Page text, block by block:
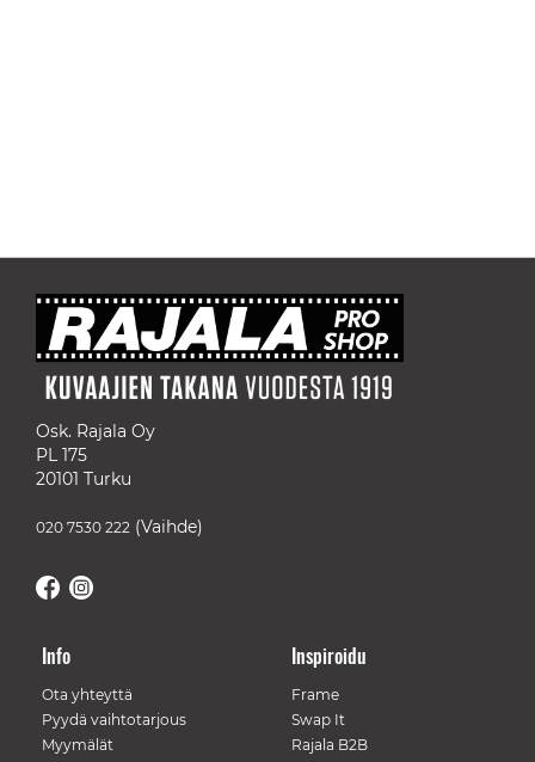
Osk. Rajala Oy
PL 175
20101 Turku
020 7530 222 (Vaihde)
Info
Ota yhteyttä
Pyydä vaihtotarjous
Myymälät
Inspiroidu
Frame
Swap It
Rajala B2B